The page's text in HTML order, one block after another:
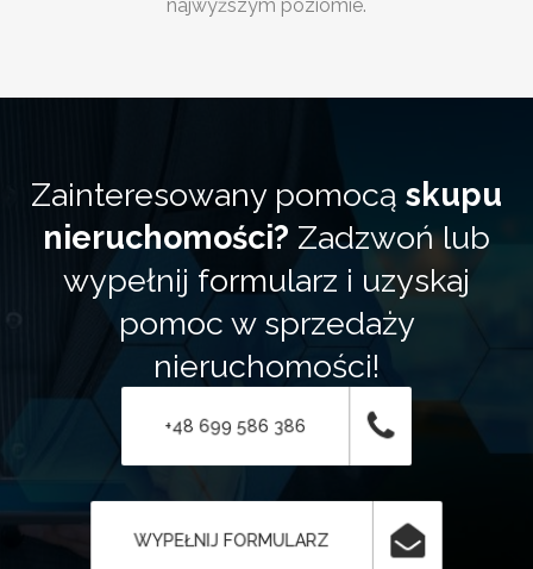
najwyższym poziomie.
Zainteresowany pomocą skupu
nieruchomości? Zadzwoń lub
wypełnij formularz i uzyskaj
pomoc w sprzedaży
nieruchomości!
+48 699 586 386
WYPEŁNIJ FORMULARZ